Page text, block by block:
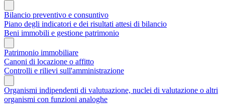
Bilancio preventivo e consuntivo
Piano degli indicatori e dei risultati attesi di bilancio
Beni immobili e gestione patrimonio
Patrimonio immobiliare
Canoni di locazione o affitto
Controlli e rilievi sull'amministrazione
Organismi indipendenti di valutuazione, nuclei di valutazione o altri
organismi con funzioni analoghe